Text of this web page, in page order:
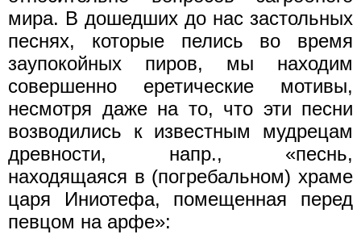
мира. В дошедших до нас застольных
песнях, которые пелись во время
заупокойных пиров, мы находим
совершенно еретические мотивы,
несмотря даже на то, что эти песни
возводились к известным мудрецам
древности, напр., «песнь,
находящаяся в (погребальном) храме
царя Иниотефа, помещенная перед
певцом на арфе»: